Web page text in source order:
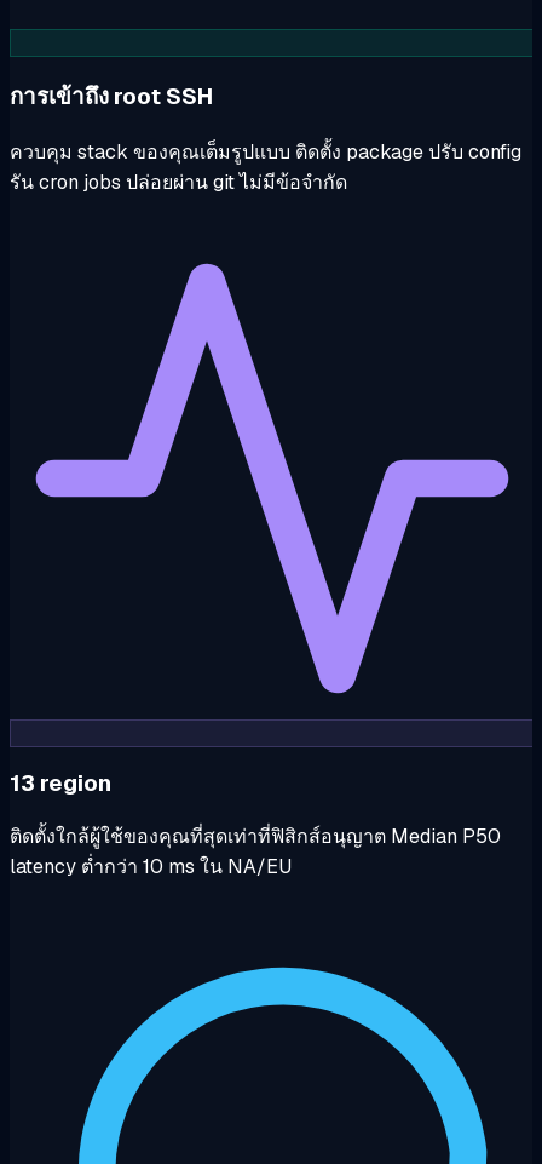
การเข้าถึง root SSH
ควบคุม stack ของคุณเต็มรูปแบบ ติดตั้ง package ปรับ config
รัน cron jobs ปล่อยผ่าน git ไม่มีข้อจำกัด
13 region
ติดตั้งใกล้ผู้ใช้ของคุณที่สุดเท่าที่ฟิสิกส์อนุญาต Median P50
latency ต่ำกว่า 10 ms ใน NA/EU